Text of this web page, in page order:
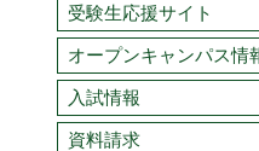
受験生応援サイト
オープンキャンパス情
入試情報
資料請求